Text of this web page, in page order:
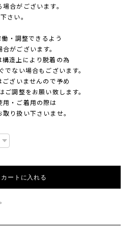
合がございます。
さい。
・調整できるよう
がございます。
造上により脱着の為
ない場合もございます。
ざいませんので予め
調整をお願い致します。
・ご着用の際は
り扱い下さいませ。
カートに入れる